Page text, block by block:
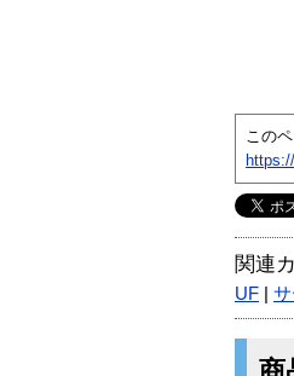
この
関連
UF